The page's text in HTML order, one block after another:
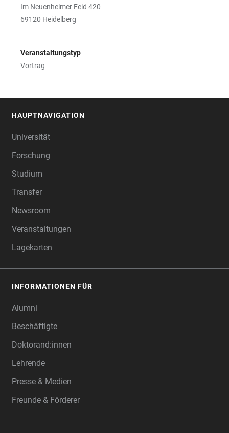
Im Neuenheimer Feld 420
69120 Heidelberg
Veranstaltungstyp
Vortrag
HAUPTNAVIGATION
Universität
Forschung
Studium
Transfer
Newsroom
Veranstaltungen
Lagekarten
INFORMATIONEN FÜR
Alumni
Beschäftigte
Doktorand:innen
Lehrende
Presse & Medien
Freunde & Förderer